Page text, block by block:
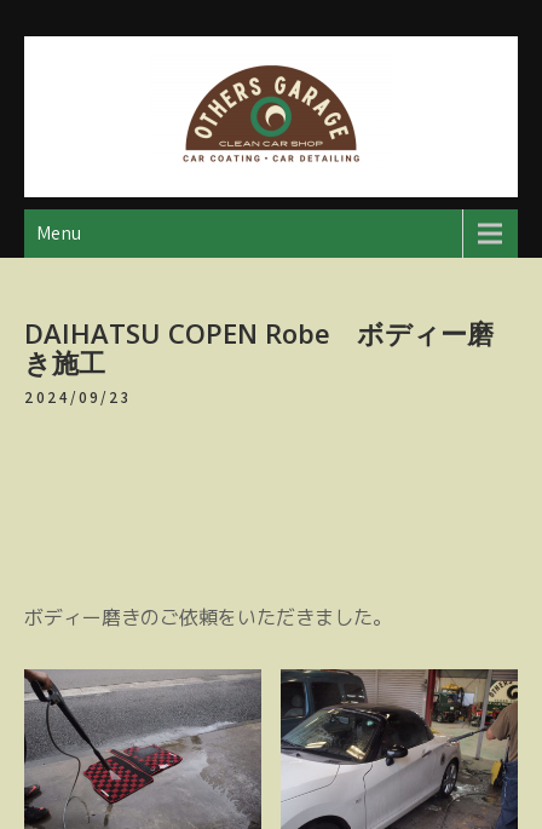
アザースガレージ
【神奈川・厚木・愛川】カーメンテナンス
Menu
DAIHATSU COPEN Robe ボディー磨
き施工
2024/09/23
ボディー磨きのご依頼をいただきました。